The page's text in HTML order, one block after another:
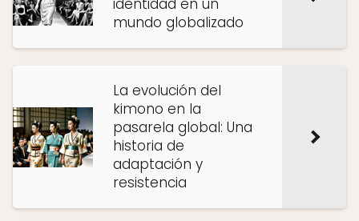
identidad en un
mundo globalizado
La evolución del
kimono en la
pasarela global: Una
historia de
adaptación y
resistencia